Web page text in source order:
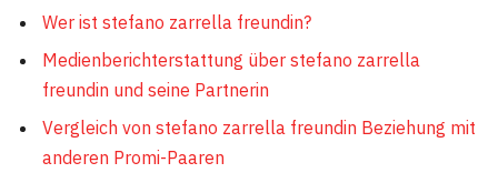
Wer ist stefano zarrella freundin?
Medienberichterstattung über stefano zarrella
freundin und seine Partnerin
Vergleich von stefano zarrella freundin Beziehung mit
anderen Promi-Paaren